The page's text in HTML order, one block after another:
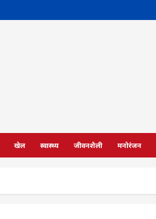
खेल स्वास्थ्य जीवनशैली मनोरंजन